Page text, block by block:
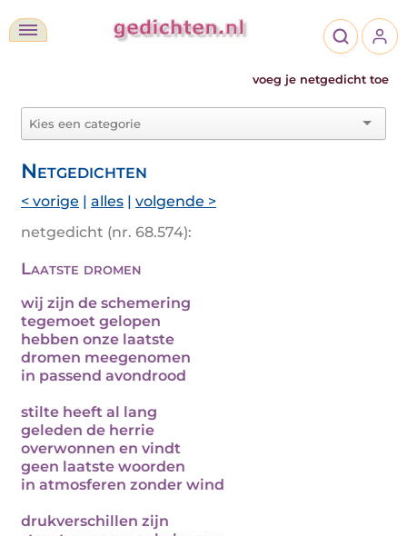
voeg je netgedicht toe
Netgedichten
< vorige | alles | volgende >
netgedicht (nr. 68.574):
Laatste dromen
wij zijn de schemering
tegemoet gelopen
hebben onze laatste
dromen meegenomen
in passend avondrood
stilte heeft al lang
geleden de herrie
overwonnen en vindt
geen laatste woorden
in atmosferen zonder wind
drukverschillen zijn